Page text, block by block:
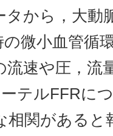
から，大動
微小血管循
流速や圧，流
テルFFRに
相関があると